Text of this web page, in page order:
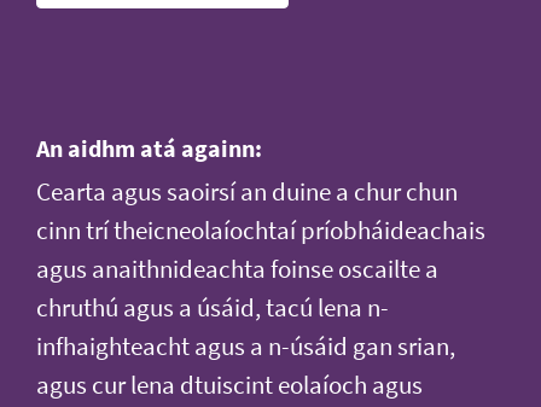
An aidhm atá againn:
Cearta agus saoirsí an duine a chur chun
cinn trí theicneolaíochtaí príobháideachais
agus anaithnideachta foinse oscailte a
chruthú agus a úsáid, tacú lena n-
infhaighteacht agus a n-úsáid gan srian,
agus cur lena dtuiscint eolaíoch agus